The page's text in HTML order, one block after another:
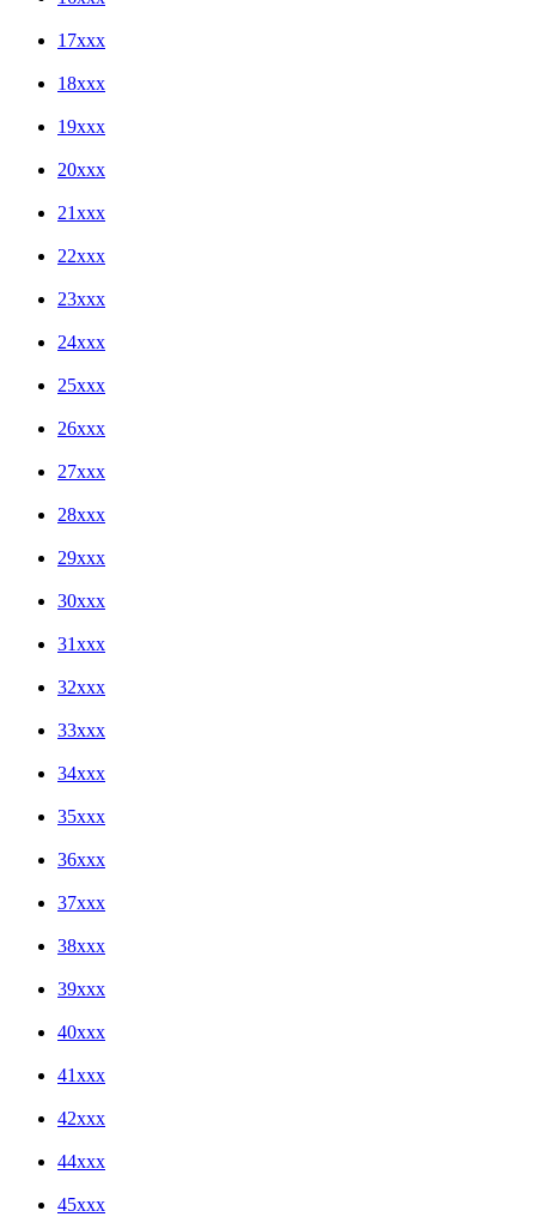
17xxx
18xxx
19xxx
20xxx
21xxx
22xxx
23xxx
24xxx
25xxx
26xxx
27xxx
28xxx
29xxx
30xxx
31xxx
32xxx
33xxx
34xxx
35xxx
36xxx
37xxx
38xxx
39xxx
40xxx
41xxx
42xxx
44xxx
45xxx